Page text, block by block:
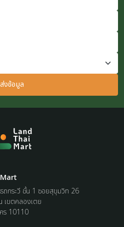
ส่งข้อมูล
ถกระวี ชั้น 1 ซอยสุขุมวิท 26
เขตคลองเตย
ร 10110